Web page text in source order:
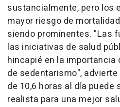
sustancialmente, pero los
mayor riesgo de
siendo prominentes. "Las
las iniciativas de salud
hincapié en la importancia
de sedentarismo",
de 10,6 horas al día
realista para una mejor